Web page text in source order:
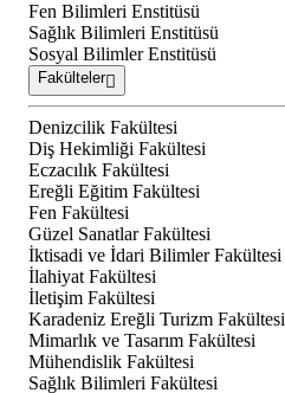
Fen Bilimleri Enstitüsü
Sağlık Bilimleri Enstitüsü
Sosyal Bilimler Enstitüsü
Fakülteler
Denizcilik Fakültesi
Diş Hekimliği Fakültesi
Eczacılık Fakültesi
Ereğli Eğitim Fakültesi
Fen Fakültesi
Güzel Sanatlar Fakültesi
İktisadi ve İdari Bilimler Fakültesi
İlahiyat Fakültesi
İletişim Fakültesi
Karadeniz Ereğli Turizm Fakültesi
Mimarlık ve Tasarım Fakültesi
Mühendislik Fakültesi
Sağlık Bilimleri Fakültesi